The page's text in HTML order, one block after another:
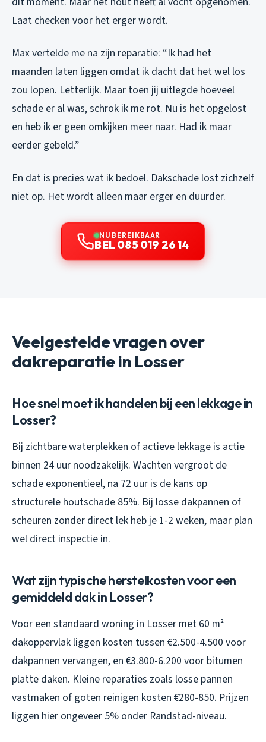
Laat checken voor het erger wordt.
Max vertelde me na zijn reparatie: “Ik had het
maanden laten liggen omdat ik dacht dat het wel los
zou lopen. Letterlijk. Maar toen jij uitlegde hoeveel
schade er al was, schrok ik me rot. Nu is het opgelost
en heb ik er geen omkijken meer naar. Had ik maar
eerder gebeld.”
En dat is precies wat ik bedoel. Dakschade lost zichzelf
niet op. Het wordt alleen maar erger en duurder.
NU BEREIKBAAR
BEL 085 019 26 14
Veelgestelde vragen over
dakreparatie in Losser
Hoe snel moet ik handelen bij een lekkage in
Losser?
Bij zichtbare waterplekken of actieve lekkage is actie
binnen 24 uur noodzakelijk. Wachten vergroot de
schade exponentieel, na 72 uur is de kans op
structurele houtschade 85%. Bij losse dakpannen of
scheuren zonder direct lek heb je 1-2 weken, maar plan
wel direct inspectie in.
Wat zijn typische herstelkosten voor een
gemiddeld dak in Losser?
Voor een standaard woning in Losser met 60 m²
dakoppervlak liggen kosten tussen €2.500-4.500 voor
dakpannen vervangen, en €3.800-6.200 voor bitumen
platte daken. Kleine reparaties zoals losse pannen
vastmaken of goten reinigen kosten €280-850. Prijzen
liggen hier ongeveer 5% onder Randstad-niveau.